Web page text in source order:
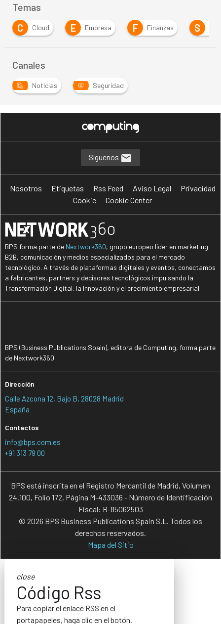
Temas
Cloud E Empresa F Finanzas S Seguridad
Canales
Noticias Seguridad
Síguenos
Nosotros Etiquetas Rss Feed Aviso Legal
Privacidad
Cookie
Cookie Center
BPS forma parte de Nextwork360, grupo europeo líder en marketing
B2B, comunicación y medios especializados para el mercado
tecnológico. A través de plataformas digitales y eventos, conectamos
a fabricantes, partners y decisores tecnológicos impulsando la
Transformación Digital, la Innovación y el crecimiento empresarial.
BPS (Business Publications Spain), editora de Computing, forma parte
de Nextwork360.
Dirección
Calle Azcona 12, Bajo B, 28028 Madrid
España
Contactos
info@bps.com.es
+91 313 79 00
BPS está inscrita en el Registro Mercantil de Madrid, Volumen
24.100, Folio 172, Página M-433036 - Número de Identificación
Fiscal: B-85062503
© 2026 BPS Business Publications Spain S.L. Todos los
derechos reservados.
Mapa del Sitio
close
Código Rss
Para copiar el enlace RSS en el
portapapeles, haga clic en el botón.